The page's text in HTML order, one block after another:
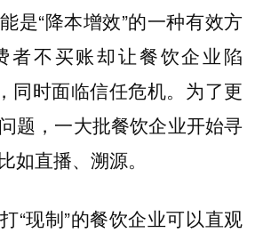
是“降本增效”的一种有效方
者不买账却让餐饮企业陷
同时面临信任危机。为了更
题，一大批餐饮企业开始寻
如直播、溯源。
“现制”的餐饮企业可以直观